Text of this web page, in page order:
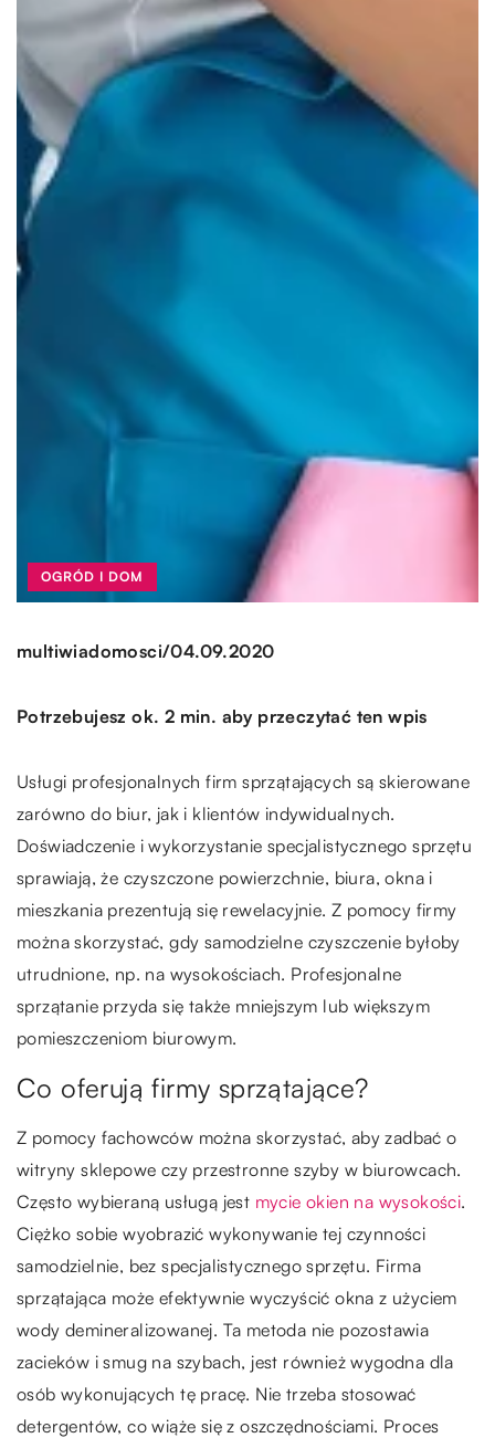
OGRÓD I DOM
multiwiadomosci/04.09.2020
Potrzebujesz ok. 2 min. aby przeczytać ten wpis
Usługi profesjonalnych firm sprzątających są skierowane
zarówno do biur, jak i klientów indywidualnych.
Doświadczenie i wykorzystanie specjalistycznego sprzętu
sprawiają, że czyszczone powierzchnie, biura, okna i
mieszkania prezentują się rewelacyjnie. Z pomocy firmy
można skorzystać, gdy samodzielne czyszczenie byłoby
utrudnione, np. na wysokościach. Profesjonalne
sprzątanie przyda się także mniejszym lub większym
pomieszczeniom biurowym.
Co oferują firmy sprzątające?
Z pomocy fachowców można skorzystać, aby zadbać o
witryny sklepowe czy przestronne szyby w biurowcach.
Często wybieraną usługą jest mycie okien na wysokości.
Ciężko sobie wyobrazić wykonywanie tej czynności
samodzielnie, bez specjalistycznego sprzętu. Firma
sprzątająca może efektywnie wyczyścić okna z użyciem
wody demineralizowanej. Ta metoda nie pozostawia
zacieków i smug na szybach, jest również wygodna dla
osób wykonujących tę pracę. Nie trzeba stosować
detergentów, co wiąże się z oszczędnościami. Proces